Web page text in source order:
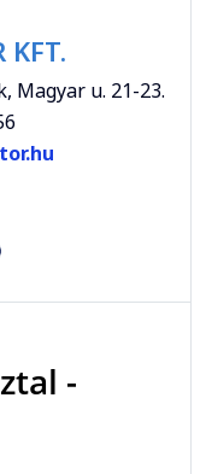
KFT.
Magyar u. 21-23.
-